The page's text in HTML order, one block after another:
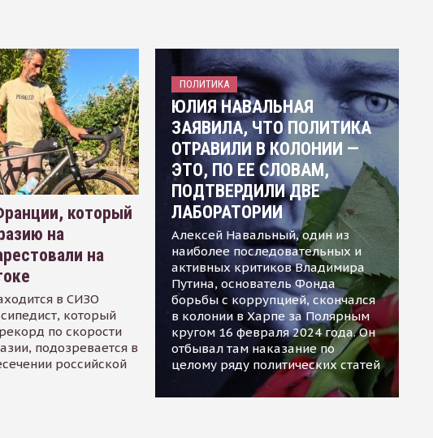
который
на
на
в СИЗО
который
по скорости
подозревается в
российской
ПОЛИТИКА
ЮЛИЯ НАВАЛЬНАЯ
ЗАЯВИЛА, ЧТО ПОЛИТИКА
ОТРАВИЛИ В КОЛОНИИ —
ЭТО, ПО ЕЕ СЛОВАМ,
ПОДТВЕРДИЛИ ДВЕ
ЛАБОРАТОРИИ
Алексей Навальный, один из
наиболее последовательных и
активных критиков Владимира
Путина, основатель Фонда
борьбы с коррупцией, скончался
в колонии в Харпе за Полярным
кругом 16 февраля 2024 года. Он
отбывал там наказание по
целому ряду политических статей